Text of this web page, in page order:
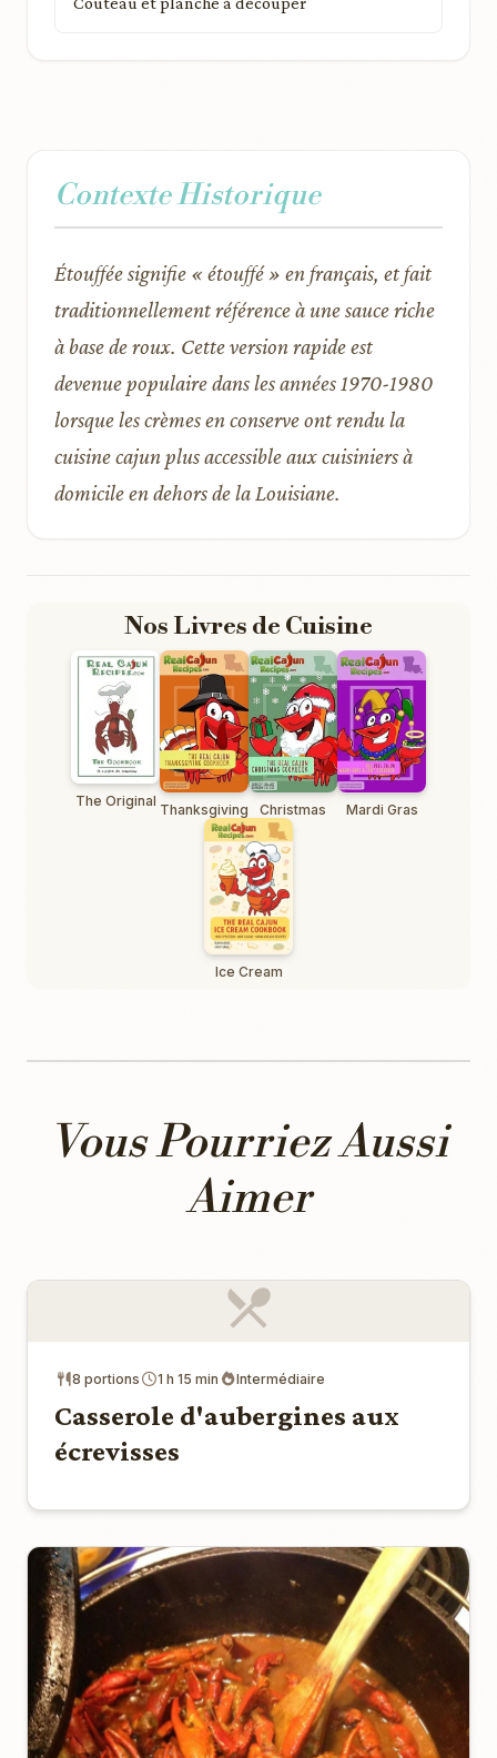
Contexte Historique
Étouffée signifie « étouffé » en français, et fait
traditionnellement référence à une sauce riche
à base de roux. Cette version rapide est
devenue populaire dans les années 1970-1980
lorsque les crèmes en conserve ont rendu la
cuisine cajun plus accessible aux cuisiniers à
domicile en dehors de la Louisiane.
Nos Livres de Cuisine
The Original Thanksgiving Christmas Mardi Gras
Ice Cream
Vous Pourriez Aussi
Aimer
8 portions 1 h 15 min Intermédiaire
Casserole d'aubergines aux
écrevisses